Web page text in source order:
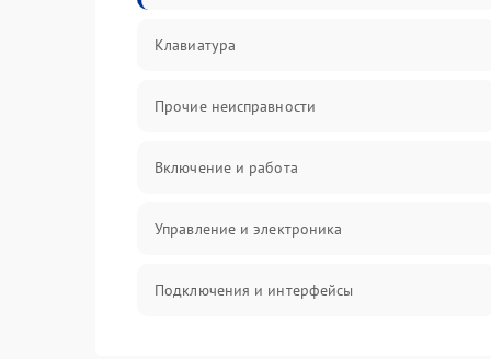
Клавиатура
Прочие неисправности
Включение и работа
Управление и электроника
Подключения и интерфейсы